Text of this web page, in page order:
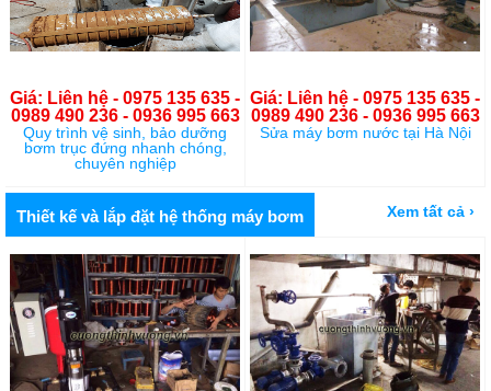
Giá: Liên hệ - 0975 135 635 -
0989 490 236 - 0936 995 663
Quy trình vệ sinh, bảo dưỡng
bơm trục đứng nhanh chóng,
chuyên nghiệp
Giá: Liên hệ - 0975 135 635 -
0989 490 236 - 0936 995 663
Sửa máy bơm nước tại Hà Nội
Thiết kế và lắp đặt hệ thống máy bơm Xem tất cả ›